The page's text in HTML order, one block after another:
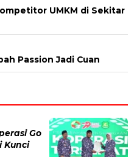
UMKM di Sekitar
Passion Jadi Cuan
Go
Kunci